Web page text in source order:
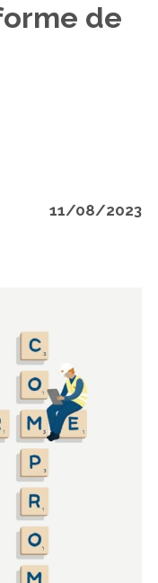
de
11/08/2023